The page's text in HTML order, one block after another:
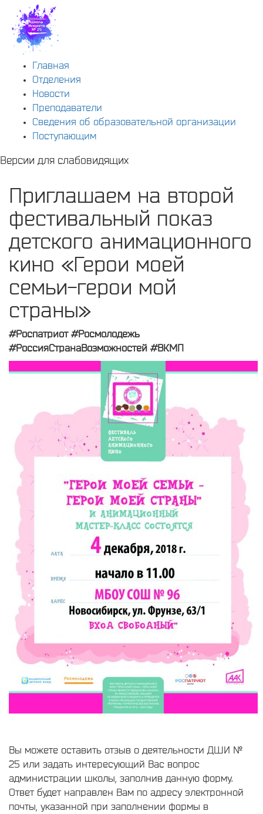
Главная
Отделения
Новости
Преподаватели
Сведения об образовательной организации
Поступающим
Версии для слабовидящих
Приглашаем на второй
фестивальный показ
детского анимационного
кино «Герои моей
семьи-герои мой
страны»
#Роспатриот #Росмолодежь
#РоссияСтранаВозможностей #ВКМП
Вы можете оставить отзыв о деятельности ДШИ №
25 или задать интересующий Вас вопрос
администрации школы, заполнив данную форму.
Ответ будет направлен Вам по адресу электронной
почты, указанной при заполнении формы в